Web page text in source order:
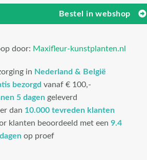
Bestel in webshop
door: Maxifleur-kunstplanten.nl
in Nederland & België
bezorgd vanaf € 100,-
5 dagengeleverd
dan 10.000 tevreden klanten
klanten beoordeeld met een 9.4
op proef